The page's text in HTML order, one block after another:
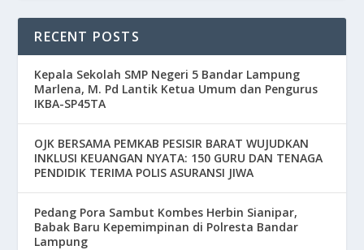
RECENT POSTS
Kepala Sekolah SMP Negeri 5 Bandar Lampung
Marlena, M. Pd Lantik Ketua Umum dan Pengurus
IKBA-SP45TA
OJK BERSAMA PEMKAB PESISIR BARAT WUJUDKAN
INKLUSI KEUANGAN NYATA: 150 GURU DAN TENAGA
PENDIDIK TERIMA POLIS ASURANSI JIWA
Pedang Pora Sambut Kombes Herbin Sianipar,
Babak Baru Kepemimpinan di Polresta Bandar
Lampung